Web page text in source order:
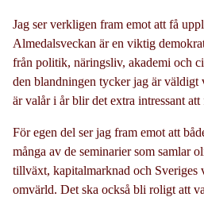
Jag ser verkligen fram emot att få
Almedalsveckan är en viktig
från politik, näringsliv, akademi och
den blandningen tycker jag är
är valår i år blir det extra intressant
För egen del ser jag fram emot att
många av de seminarier som samlar
tillväxt, kapitalmarknad och Sveriges
omvärld. Det ska också bli roligt att